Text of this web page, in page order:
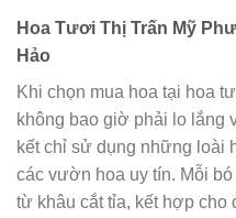
Hoa Tươi Thị Trấn Mỹ
Hảo
Khi chọn mua hoa tại hoa
không bao giờ phải lo lắng
kết chỉ sử dụng những loài
các vườn hoa uy tín. Mỗi
từ khâu cắt tỉa, kết hợp cho